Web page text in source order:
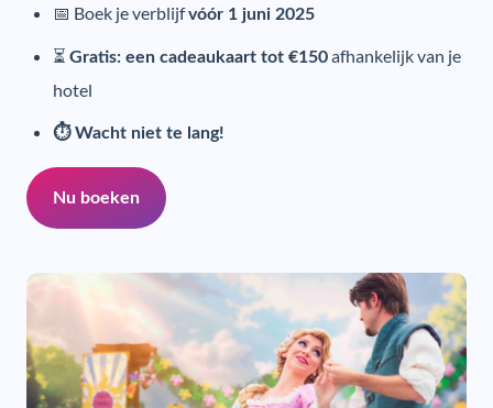
📅 Boek je verblijfvóór 1 juni 2025
⏳ Gratis: een cadeaukaart tot €150afhankelijk van je
hotel
⏱️ Wacht niet te lang!
Nu boeken